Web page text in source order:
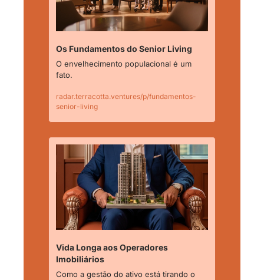
Os Fundamentos do Senior Living
O envelhecimento populacional é um
fato.
radar.terracotta.ventures/p/fundamentos-
senior-living
Vida Longa aos Operadores
Imobiliários
Como a gestão do ativo está tirando o